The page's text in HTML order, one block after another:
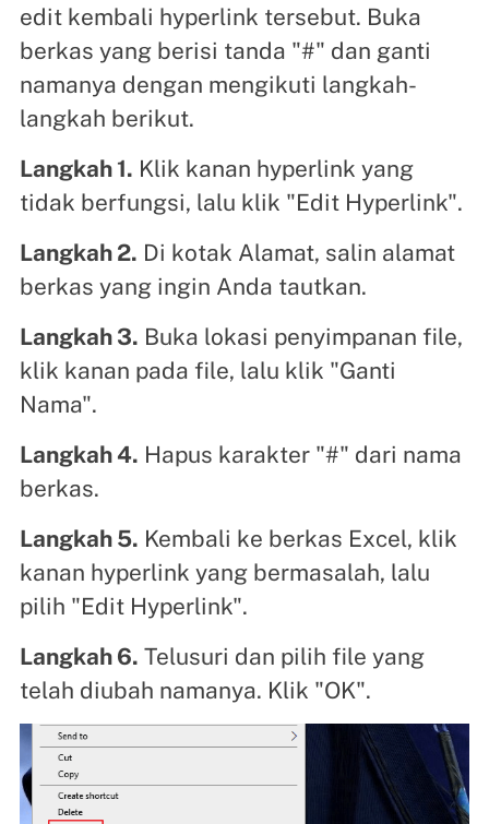
edit kembali hyperlink tersebut. Buka
berkas yang berisi tanda "#" dan ganti
namanya dengan mengikuti langkah-
langkah berikut.
Langkah 1. Klik kanan hyperlink yang
tidak berfungsi, lalu klik "Edit Hyperlink".
Langkah 2. Di kotak Alamat, salin alamat
berkas yang ingin Anda tautkan.
Langkah 3. Buka lokasi penyimpanan file,
klik kanan pada file, lalu klik "Ganti
Nama".
Langkah 4. Hapus karakter "#" dari nama
berkas.
Langkah 5. Kembali ke berkas Excel, klik
kanan hyperlink yang bermasalah, lalu
pilih "Edit Hyperlink".
Langkah 6. Telusuri dan pilih file yang
telah diubah namanya. Klik "OK".